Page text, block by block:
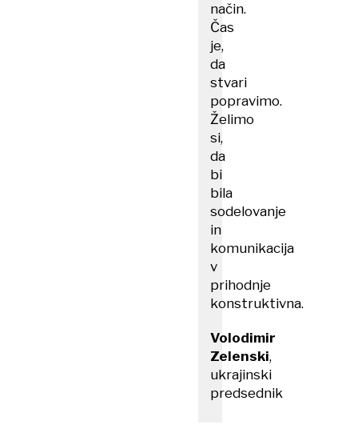
način.
Čas
je,
da
stvari
popravimo.
Želimo
si,
da
bi
bila
sodelovanje
in
komunikacija
v
prihodnje
konstruktivna.
Volodimir
Zelenski,
ukrajinski
predsednik